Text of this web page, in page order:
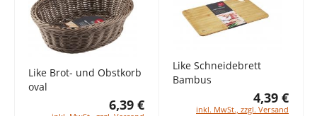
Like Brot- und Obstkorb
oval
6,39 €
Like Schneidebrett
Bambus
4,39 €
inkl. MwSt., zzgl. Versand